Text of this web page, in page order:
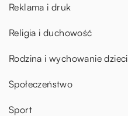
Reklama i druk
Religia i duchowość
Rodzina i wychowanie dzieci
Społeczeństwo
Sport